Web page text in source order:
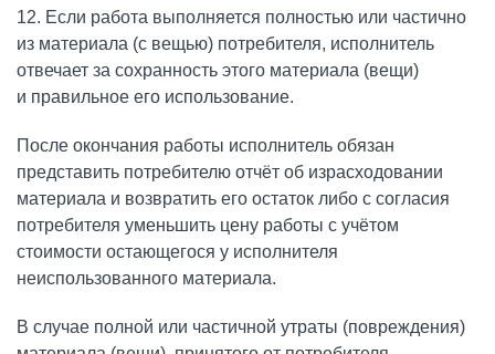
12. Если работа выполняется полностью или частично
из материала (с вещью) потребителя, исполнитель
отвечает за сохранность этого материала (вещи)
и правильное его использование.
После окончания работы исполнитель обязан
представить потребителю отчёт об израсходовании
материала и возвратить его остаток либо с согласия
потребителя уменьшить цену работы с учётом
стоимости остающегося у исполнителя
неиспользованного материала.
В случае полной или частичной утраты (повреждения)